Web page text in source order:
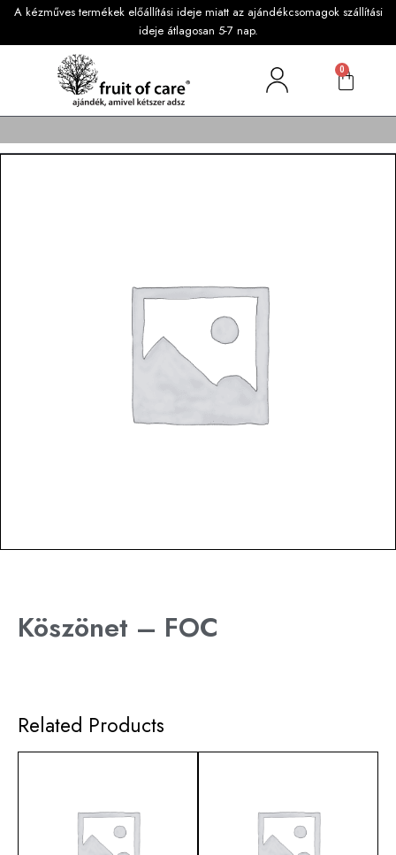
A kézműves termékek előállítási ideje miatt az ajándékcsomagok szállítási
ideje átlagosan 5-7 nap.
0
Köszönet – FOC
Related Products